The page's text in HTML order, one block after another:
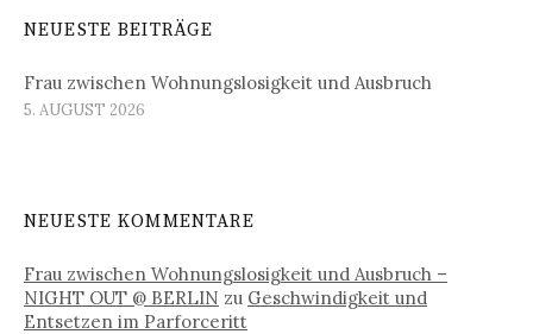
NEUESTE BEITRÄGE
Frau zwischen Wohnungslosigkeit und Ausbruch
5. AUGUST 2026
NEUESTE KOMMENTARE
Frau zwischen Wohnungslosigkeit und Ausbruch –
NIGHT OUT @ BERLIN zu Geschwindigkeit und
Entsetzen im Parforceritt